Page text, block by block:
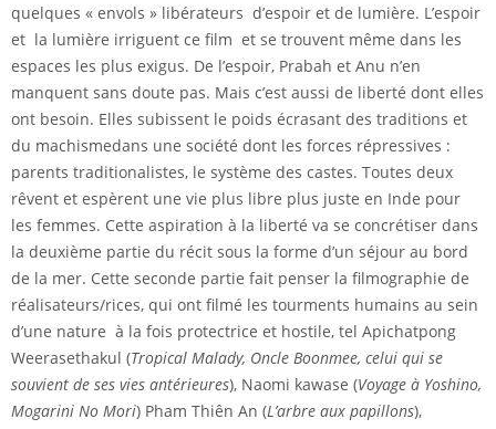
quelques « envols » libérateurs d’espoir et de lumière. L’espoir
et la lumière irriguent ce film et se trouvent même dans les
espaces les plus exigus. De l’espoir, Prabah et Anu n’en
manquent sans doute pas. Mais c’est aussi de liberté dont elles
ont besoin. Elles subissent le poids écrasant des traditions et
du machismedans une société dont les forces répressives :
parents traditionalistes, le système des castes. Toutes deux
rêvent et espèrent une vie plus libre plus juste en Inde pour
les femmes. Cette aspiration à la liberté va se concrétiser dans
la deuxième partie du récit sous la forme d’un séjour au bord
de la mer. Cette seconde partie fait penser la filmographie de
réalisateurs/rices, qui ont filmé les tourments humains au sein
d’une nature à la fois protectrice et hostile, tel Apichatpong
Weerasethakul (Tropical Malady, Oncle Boonmee, celui qui se
souvient de ses vies antérieures), Naomi kawase (Voyage à Yoshino,
Mogarini No Mori) Pham Thiên An (L’arbre aux papillons),